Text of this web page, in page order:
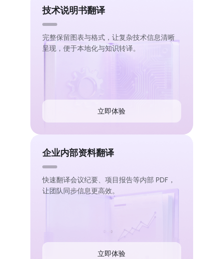
技术说明书翻译
完整保留图表与格式，让复杂技术信息清晰
呈现，便于本地化与知识转译。
立即体验
企业内部资料翻译
快速翻译会议纪要、项目报告等内部 PDF，
让团队同步信息更高效。
立即体验